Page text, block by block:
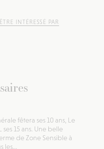
INTÉRESSÉ PAR
fêtera ses 10 ans, Le
ses 15 ans. Une belle
de Zone Sensible à